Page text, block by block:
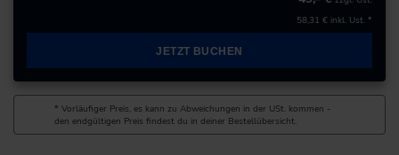
58,31 € inkl. Ust. *
JETZT BUCHEN
* Vorläufiger Preis, es kann zu Abweichungen in der USt. kommen -
den endgültigen Preis findest du in deiner Bestellübersicht.